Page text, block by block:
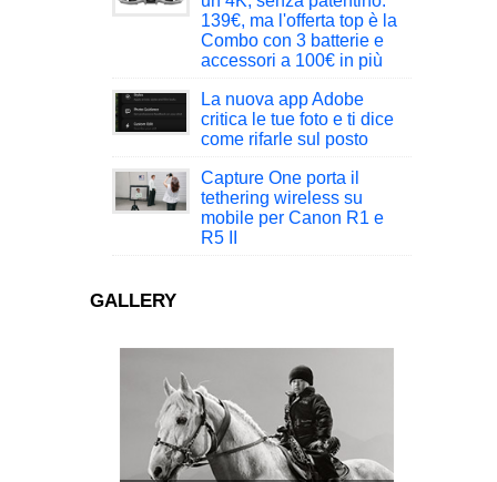
139€, ma l'offerta top è la
Combo con 3 batterie e
accessori a 100€ in più
La nuova app Adobe
critica le tue foto e ti dice
come rifarle sul posto
Capture One porta il
tethering wireless su
mobile per Canon R1 e
R5 II
GALLERY